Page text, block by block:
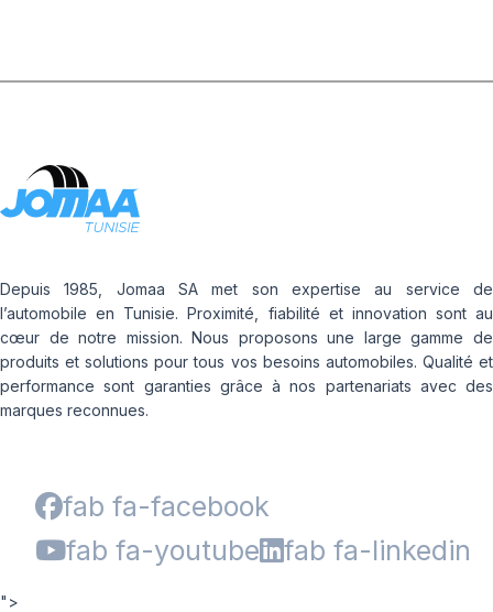
Depuis 1985, Jomaa SA met son expertise au service de
l’automobile en Tunisie. Proximité, fiabilité et innovation sont au
cœur de notre mission. Nous proposons une large gamme de
produits et solutions pour tous vos besoins automobiles. Qualité et
performance sont garanties grâce à nos partenariats avec des
marques reconnues.
fab fa-facebook
fab fa-youtube
fab fa-linkedin
">